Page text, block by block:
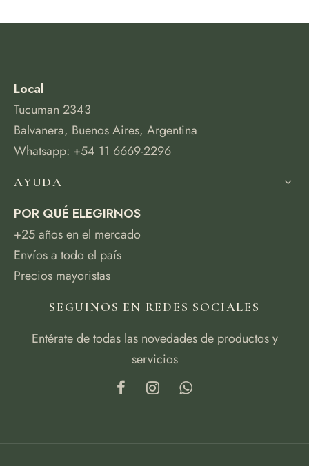
Local
Tucuman 2343
Balvanera, Buenos Aires, Argentina
Whatsapp: +54 11 6669-2296
AYUDA
POR QUÉ ELEGIRNOS
+25 años en el mercado
Envíos a todo el país
Precios mayoristas
SEGUINOS EN REDES SOCIALES
Entérate de todas las novedades de productos y
servicios